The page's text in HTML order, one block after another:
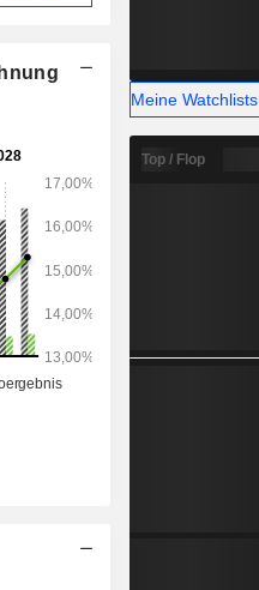
Meine Watchlists
Top / Flop